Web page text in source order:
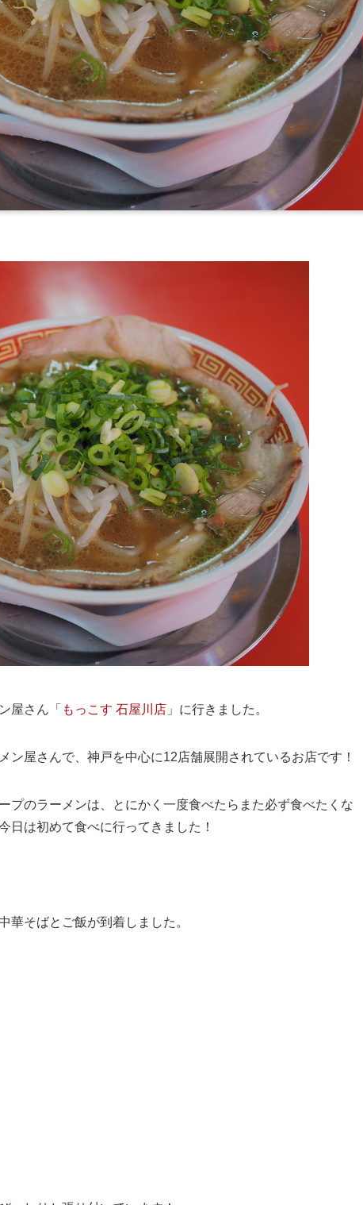
屋さん「 もっこす 石屋川店 」に行きました。
ン屋さんで、神戸を中心に12店舗展開されているお店です！
プのラーメンは、とにかく一度食べたらまた必ず食べたくな
日は初めて食べに行ってきました！
華そばとご飯が到着しました。